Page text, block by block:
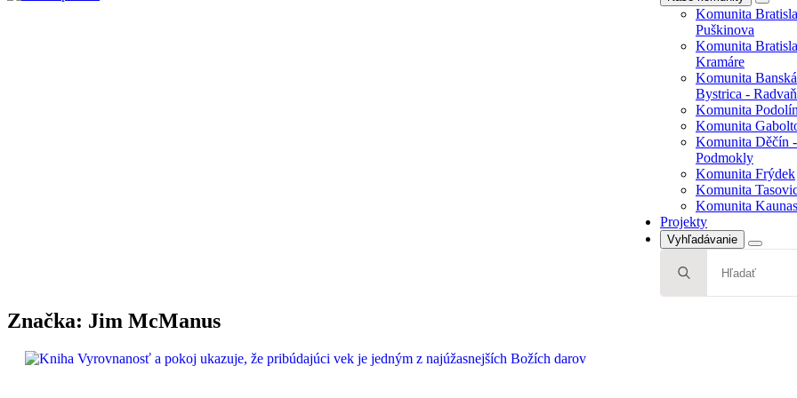
Komunita
Puškinova
Komunita
Kramáre
Komunita Banská
Bystrica - Radvaň
Komunita
Komunita
Komunita Děčín -
Podmokly
Komunita Frýdek
Komunita
Komunita
Projekty
Vyhľadávanie
for:
Bystrica - Radvaň
Komunita
Komunita
Komunita Děčín -
Podmokly
Komunita Frýdek
Komunita
Komunita
Projekty
Značka: Jim McManus